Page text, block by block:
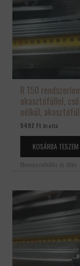
R 150
akasztófüllel, cső
nélkül,
5492 Ft Bruttó
KOSÁRBA TESZEM
Mennyezethűtés és fűtés